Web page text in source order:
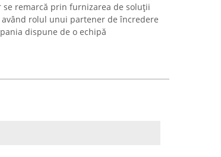
remarcă prin furnizarea de soluții
rolul unui partener de încredere
dispune de o echipă